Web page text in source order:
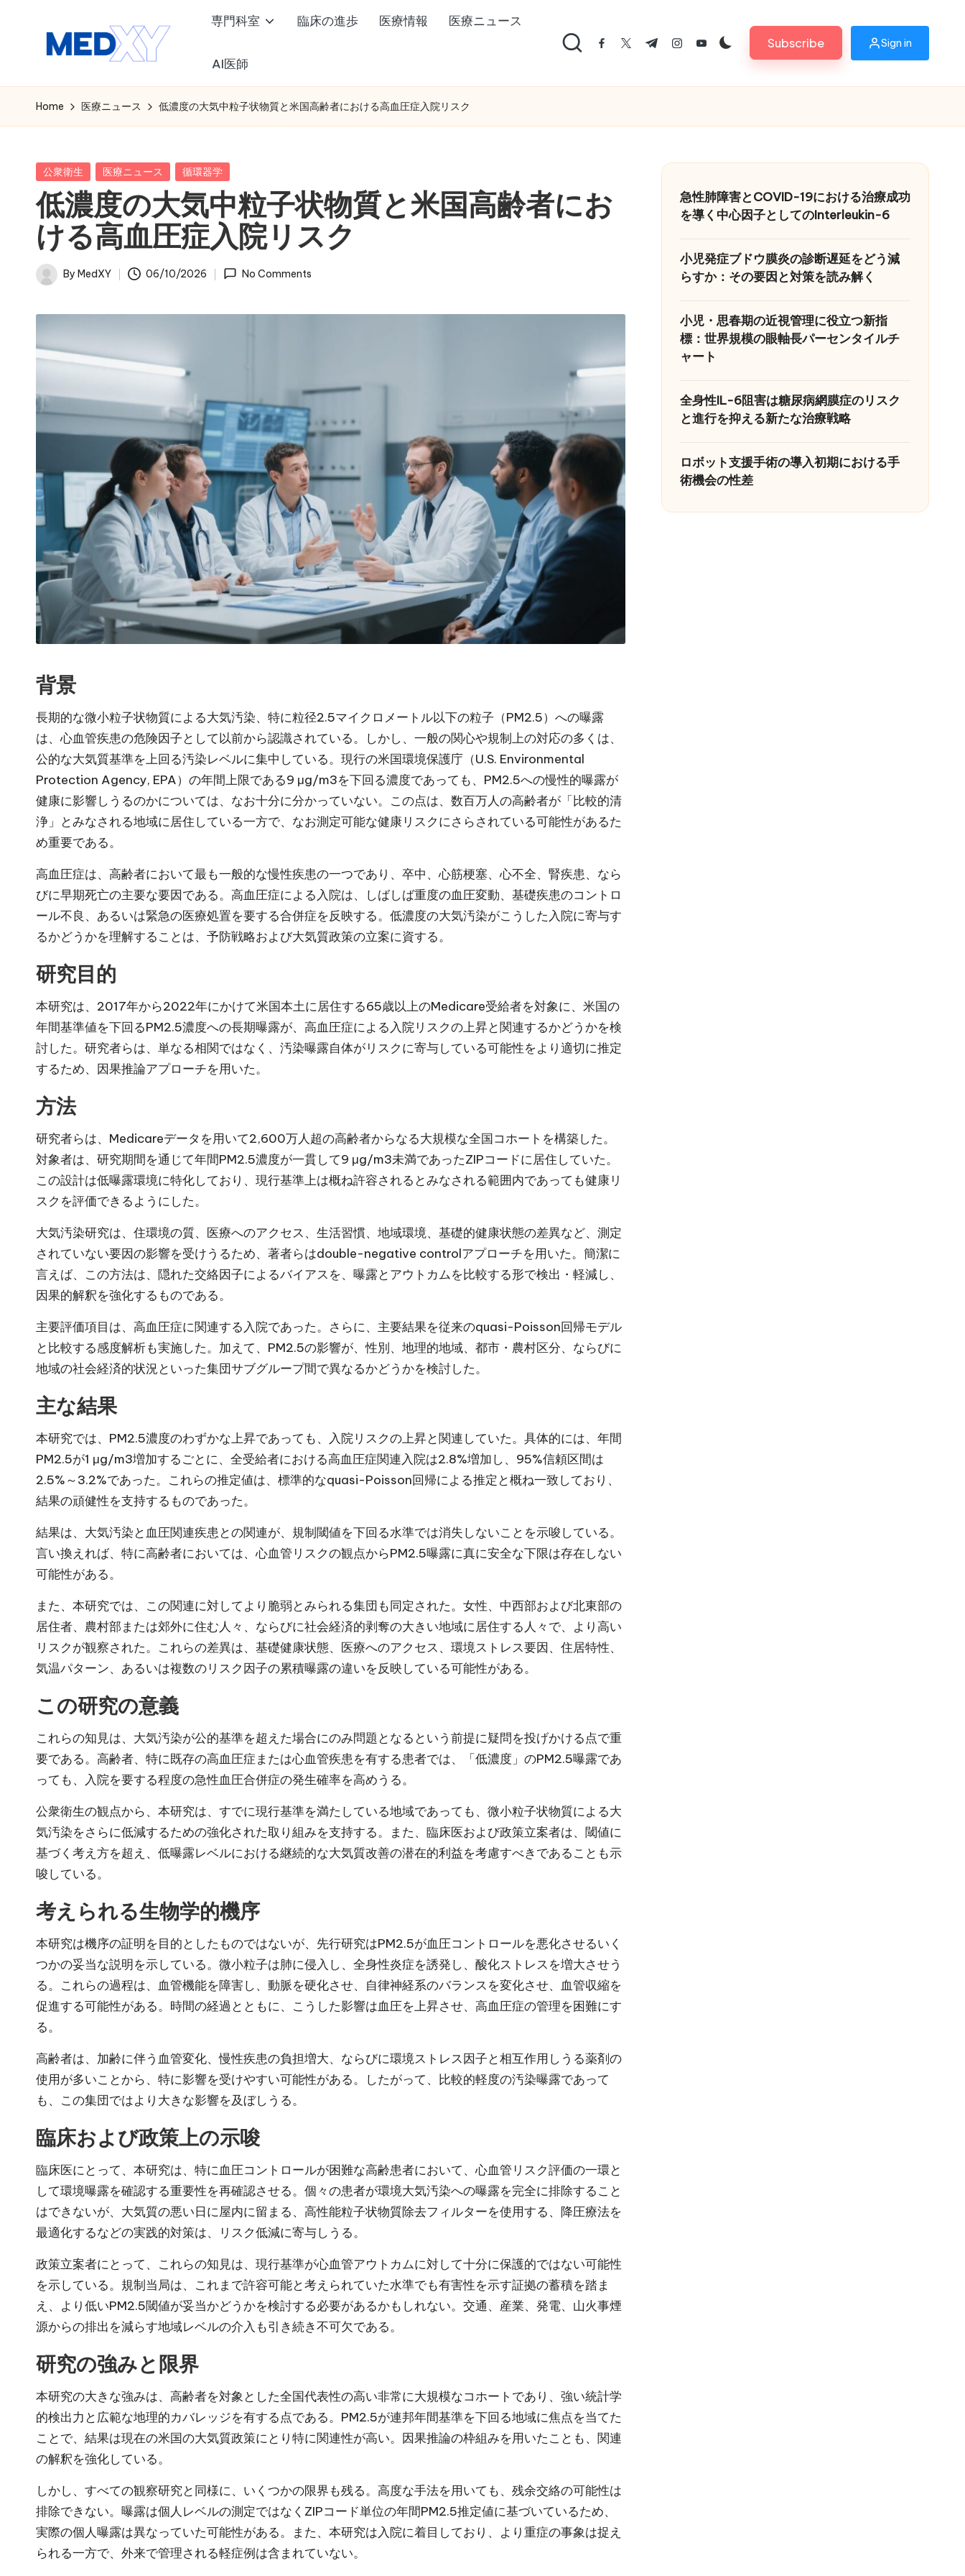
M
e
x
y
A
I
専門科室 臨床の進歩 医療情報 医療ニュース
AI医師
facebook.com
twitter.com
t.me instagram.com
youtube.comSubscribe Sign in
Home 医療ニュース 低濃度の大気中粒子状物質と米国高齢者における高血圧症入院リスク
Posted
公衆衛生 医療ニュース 循環器学
低濃度の大気中粒子状物質と米国高齢者にお
ける高血圧症入院リスク
Posted
By MedXY 06/10/2026 No Comments
背景
長期的な微小粒子状物質による大気汚染、特に粒径2.5マイクロメートル以下の粒子（PM2.5）への曝露
は、心血管疾患の危険因子として以前から認識されている。しかし、一般の関心や規制上の対応の多くは、
公的な大気質基準を上回る汚染レベルに集中している。現行の米国環境保護庁（U.S. Environmental
Protection Agency, EPA）の年間上限である9 μg/m3を下回る濃度であっても、PM2.5への慢性的曝露が
健康に影響しうるのかについては、なお十分に分かっていない。この点は、数百万人の高齢者が「比較的清
浄」とみなされる地域に居住している一方で、なお測定可能な健康リスクにさらされている可能性があるた
め重要である。
高血圧症は、高齢者において最も一般的な慢性疾患の一つであり、卒中、心筋梗塞、心不全、腎疾患、なら
びに早期死亡の主要な要因である。高血圧症による入院は、しばしば重度の血圧変動、基礎疾患のコントロ
ール不良、あるいは緊急の医療処置を要する合併症を反映する。低濃度の大気汚染がこうした入院に寄与す
るかどうかを理解することは、予防戦略および大気質政策の立案に資する。
研究目的
本研究は、2017年から2022年にかけて米国本土に居住する65歳以上のMedicare受給者を対象に、米国の
年間基準値を下回るPM2.5濃度への長期曝露が、高血圧症による入院リスクの上昇と関連するかどうかを検
討した。研究者らは、単なる相関ではなく、汚染曝露自体がリスクに寄与している可能性をより適切に推定
するため、因果推論アプローチを用いた。
方法
研究者らは、Medicareデータを用いて2,600万人超の高齢者からなる大規模な全国コホートを構築した。
対象者は、研究期間を通じて年間PM2.5濃度が一貫して9 μg/m3未満であったZIPコードに居住していた。
この設計は低曝露環境に特化しており、現行基準上は概ね許容されるとみなされる範囲内であっても健康リ
スクを評価できるようにした。
大気汚染研究は、住環境の質、医療へのアクセス、生活習慣、地域環境、基礎的健康状態の差異など、測定
されていない要因の影響を受けうるため、著者らはdouble-negative controlアプローチを用いた。簡潔に
言えば、この方法は、隠れた交絡因子によるバイアスを、曝露とアウトカムを比較する形で検出・軽減し、
因果的解釈を強化するものである。
主要評価項目は、高血圧症に関連する入院であった。さらに、主要結果を従来のquasi-Poisson回帰モデル
と比較する感度解析も実施した。加えて、PM2.5の影響が、性別、地理的地域、都市・農村区分、ならびに
地域の社会経済的状況といった集団サブグループ間で異なるかどうかを検討した。
主な結果
本研究では、PM2.5濃度のわずかな上昇であっても、入院リスクの上昇と関連していた。具体的には、年間
PM2.5が1 μg/m3増加するごとに、全受給者における高血圧症関連入院は2.8%増加し、95%信頼区間は
2.5%～3.2%であった。これらの推定値は、標準的なquasi-Poisson回帰による推定と概ね一致しており、
結果の頑健性を支持するものであった。
結果は、大気汚染と血圧関連疾患との関連が、規制閾値を下回る水準では消失しないことを示唆している。
言い換えれば、特に高齢者においては、心血管リスクの観点からPM2.5曝露に真に安全な下限は存在しない
可能性がある。
また、本研究では、この関連に対してより脆弱とみられる集団も同定された。女性、中西部および北東部の
居住者、農村部または郊外に住む人々、ならびに社会経済的剥奪の大きい地域に居住する人々で、より高い
リスクが観察された。これらの差異は、基礎健康状態、医療へのアクセス、環境ストレス要因、住居特性、
気温パターン、あるいは複数のリスク因子の累積曝露の違いを反映している可能性がある。
この研究の意義
これらの知見は、大気汚染が公的基準を超えた場合にのみ問題となるという前提に疑問を投げかける点で重
要である。高齢者、特に既存の高血圧症または心血管疾患を有する患者では、「低濃度」のPM2.5曝露であ
っても、入院を要する程度の急性血圧合併症の発生確率を高めうる。
公衆衛生の観点から、本研究は、すでに現行基準を満たしている地域であっても、微小粒子状物質による大
気汚染をさらに低減するための強化された取り組みを支持する。また、臨床医および政策立案者は、閾値に
基づく考え方を超え、低曝露レベルにおける継続的な大気質改善の潜在的利益を考慮すべきであることも示
唆している。
考えられる生物学的機序
本研究は機序の証明を目的としたものではないが、先行研究はPM2.5が血圧コントロールを悪化させるいく
つかの妥当な説明を示している。微小粒子は肺に侵入し、全身性炎症を誘発し、酸化ストレスを増大させう
る。これらの過程は、血管機能を障害し、動脈を硬化させ、自律神経系のバランスを変化させ、血管収縮を
促進する可能性がある。時間の経過とともに、こうした影響は血圧を上昇させ、高血圧症の管理を困難にす
る。
高齢者は、加齢に伴う血管変化、慢性疾患の負担増大、ならびに環境ストレス因子と相互作用しうる薬剤の
使用が多いことから、特に影響を受けやすい可能性がある。したがって、比較的軽度の汚染曝露であって
も、この集団ではより大きな影響を及ぼしうる。
臨床および政策上の示唆
臨床医にとって、本研究は、特に血圧コントロールが困難な高齢患者において、心血管リスク評価の一環と
して環境曝露を確認する重要性を再確認させる。個々の患者が環境大気汚染への曝露を完全に排除すること
はできないが、大気質の悪い日に屋内に留まる、高性能粒子状物質除去フィルターを使用する、降圧療法を
最適化するなどの実践的対策は、リスク低減に寄与しうる。
政策立案者にとって、これらの知見は、現行基準が心血管アウトカムに対して十分に保護的ではない可能性
を示している。規制当局は、これまで許容可能と考えられていた水準でも有害性を示す証拠の蓄積を踏ま
え、より低いPM2.5閾値が妥当かどうかを検討する必要があるかもしれない。交通、産業、発電、山火事煙
源からの排出を減らす地域レベルの介入も引き続き不可欠である。
研究の強みと限界
本研究の大きな強みは、高齢者を対象とした全国代表性の高い非常に大規模なコホートであり、強い統計学
的検出力と広範な地理的カバレッジを有する点である。PM2.5が連邦年間基準を下回る地域に焦点を当てた
ことで、結果は現在の米国の大気質政策にとり特に関連性が高い。因果推論の枠組みを用いたことも、関連
の解釈を強化している。
しかし、すべての観察研究と同様に、いくつかの限界も残る。高度な手法を用いても、残余交絡の可能性は
排除できない。曝露は個人レベルの測定ではなくZIPコード単位の年間PM2.5推定値に基づいているため、
実際の個人曝露は異なっていた可能性がある。また、本研究は入院に着目しており、より重症の事象は捉え
られる一方で、外来で管理される軽症例は含まれていない。
急性肺障害とCOVID-19における治療成功
を導く中心因子としてのInterleukin-6
小児発症ブドウ膜炎の診断遅延をどう減
らすか：その要因と対策を読み解く
小児・思春期の近視管理に役立つ新指
標：世界規模の眼軸長パーセンタイルチ
ャート
全身性IL-6阻害は糖尿病網膜症のリスク
と進行を抑える新たな治療戦略
ロボット支援手術の導入初期における手
術機会の性差